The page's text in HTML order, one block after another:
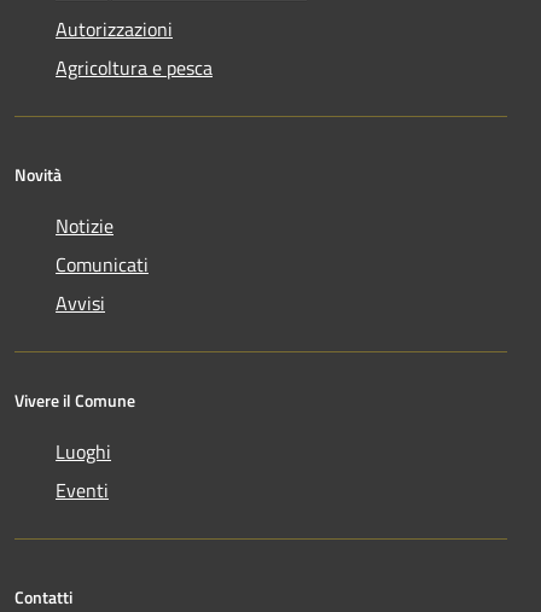
Autorizzazioni
Agricoltura e pesca
Novità
Notizie
Comunicati
Avvisi
Vivere il Comune
Luoghi
Eventi
Contatti